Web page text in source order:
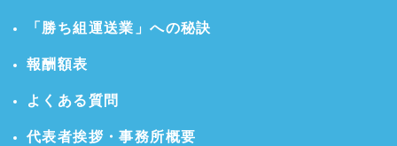
「勝ち組運送業」への秘訣
報酬額表
よくある質問
代表者挨拶・事務所概要